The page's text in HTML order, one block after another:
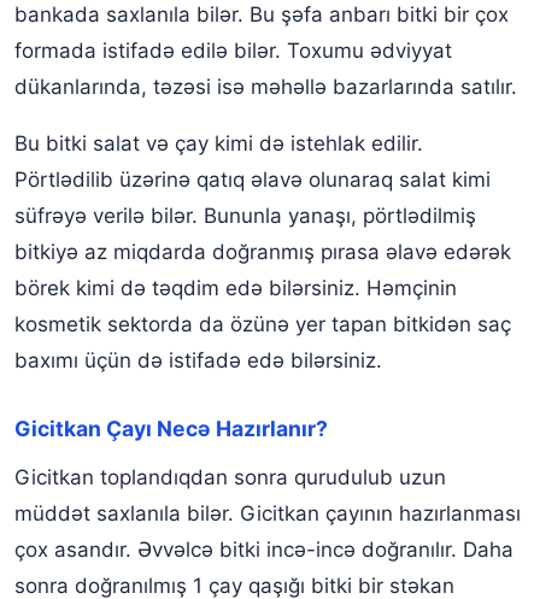
bankada saxlanıla bilər. Bu şəfa anbarı bitki bir çox
formada istifadə edilə bilər. Toxumu ədviyyat
dükanlarında, təzəsi isə məhəllə bazarlarında satılır.
Bu bitki salat və çay kimi də istehlak edilir.
Pörtlədilib üzərinə qatıq əlavə olunaraq salat kimi
süfrəyə verilə bilər. Bununla yanaşı, pörtlədilmiş
bitkiyə az miqdarda doğranmış pırasa əlavə edərək
börek kimi də təqdim edə bilərsiniz. Həmçinin
kosmetik sektorda da özünə yer tapan bitkidən saç
baxımı üçün də istifadə edə bilərsiniz.
Gicitkan Çayı Necə Hazırlanır?
Gicitkan toplandıqdan sonra qurudulub uzun
müddət saxlanıla bilər. Gicitkan çayının hazırlanması
çox asandır. Əvvəlcə bitki incə-incə doğranılır. Daha
sonra doğranılmış 1 çay qaşığı bitki bir stəkan